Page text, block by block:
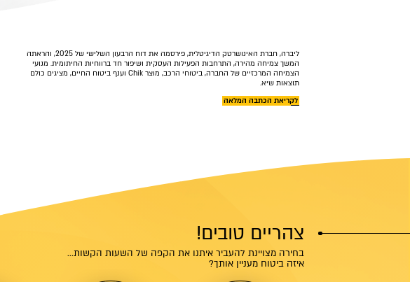
ליברה, חברת האינושרטק הדיגיטלית, פירסמה את דוח הרבעון השלישי של 2025, והראתה
המשך צמיחה מהירה, התרחבות הפעילות העסקית ושיפור חד ברווחיות החיתומית. מנועי
הצמיחה המרכזיים של החברה, ביטוחי הרכב, מוצר Chik וענף ביטוח החיים, מציגים כולם
תוצאות שיא.
לקריאת הכתבה המלאה
צהריים טובים!
בחירה מצויינת להעביר איתנו את הקפה של השעות הקשות...
איזה ביטוח מעניין אותך?